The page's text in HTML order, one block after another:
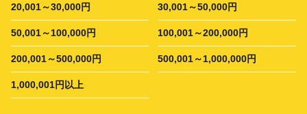
20,001～30,000円 30,001～50,000円
50,001～100,000円 100,001～200,000円
200,001～500,000円 500,001～1,000,000円
1,000,001円以上